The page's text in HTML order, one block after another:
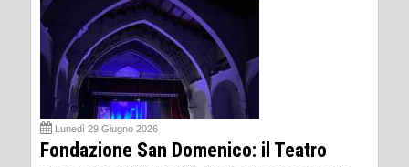
Lunedì 29 Giugno 2026
Fondazione San Domenico: il Teatro